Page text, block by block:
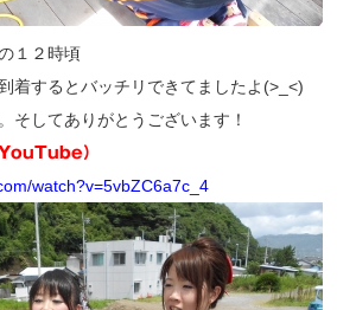
１２時頃
着するとバッチリできてましたよ(>_<)
そしてありがとうございます！
）
watch?v=5vbZC6a7c_4